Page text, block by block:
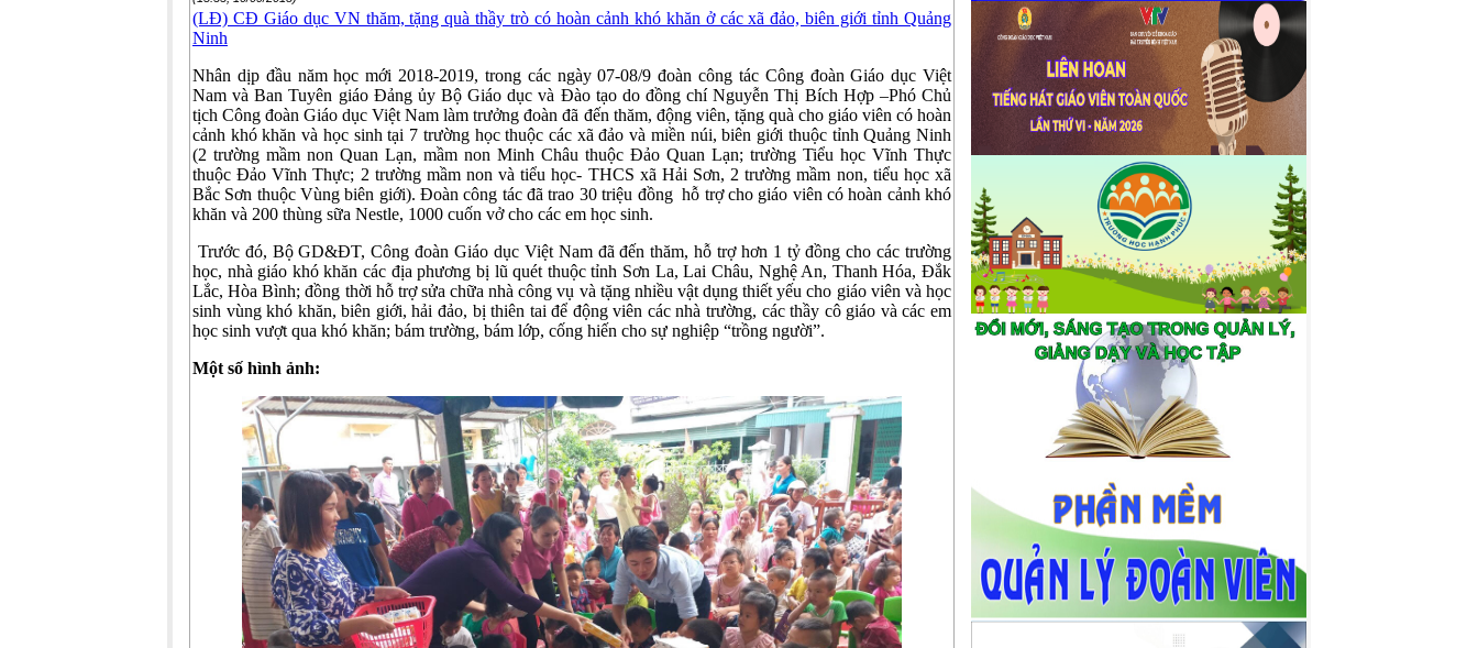
(LĐ) CĐ Giáo dục VN thăm, tặng quà thầy trò có hoàn cảnh khó khăn ở các xã đảo, biên giới tỉnh Quảng
Ninh
Nhân dịp đầu năm học mới 2018-2019, trong các ngày 07-08/9 đoàn công tác Công đoàn Giáo dục Việt
Nam và Ban Tuyên giáo Đảng ủy Bộ Giáo dục và Đào tạo do đồng chí Nguyễn Thị Bích Hợp –Phó Chủ
tịch Công đoàn Giáo dục Việt Nam làm trưởng đoàn đã đến thăm, động viên, tặng quà cho giáo viên có hoàn
cảnh khó khăn và học sinh tại 7 trường học thuộc các xã đảo và miền núi, biên giới thuộc tỉnh Quảng Ninh
(2 trường mầm non Quan Lạn, mầm non Minh Châu thuộc Đảo Quan Lạn; trường Tiểu học Vĩnh Thực
thuộc Đảo Vĩnh Thực; 2 trường mầm non và tiểu học- THCS xã Hải Sơn, 2 trường mầm non, tiểu học xã
Bắc Sơn thuộc Vùng biên giới). Đoàn công tác đã trao 30 triệu đồng hỗ trợ cho giáo viên có hoàn cảnh khó
khăn và 200 thùng sữa Nestle, 1000 cuốn vở cho các em học sinh.
Trước đó, Bộ GD&ĐT, Công đoàn Giáo dục Việt Nam đã đến thăm, hỗ trợ hơn 1 tỷ đồng cho các trường
học, nhà giáo khó khăn các địa phương bị lũ quét thuộc tỉnh Sơn La, Lai Châu, Nghệ An, Thanh Hóa, Đắk
Lắc, Hòa Bình; đồng thời hỗ trợ sửa chữa nhà công vụ và tặng nhiều vật dụng thiết yếu cho giáo viên và học
sinh vùng khó khăn, biên giới, hải đảo, bị thiên tai để động viên các nhà trường, các thầy cô giáo và các em
học sinh vượt qua khó khăn; bám trường, bám lớp, cống hiến cho sự nghiệp “trồng người”.
Một số hình ảnh: